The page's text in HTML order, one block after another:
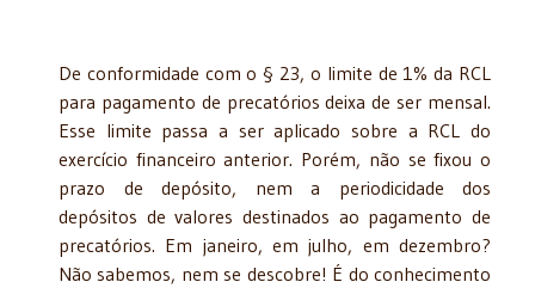
De conformidade com o § 23, o limite de 1% da RCL
para pagamento de precatórios deixa de ser mensal.
Esse limite passa a ser aplicado sobre a RCL do
exercício financeiro anterior. Porém, não se fixou o
prazo de depósito, nem a periodicidade dos
depósitos de valores destinados ao pagamento de
precatórios. Em janeiro, em julho, em dezembro?
Não sabemos, nem se descobre! É do conhecimento